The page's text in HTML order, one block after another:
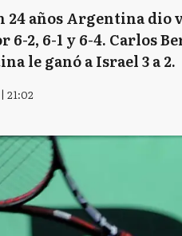
24 años Argentina dio
6-2, 6-1 y 6-4. Carlos
le ganó a Israel 3 a 2.
21:02